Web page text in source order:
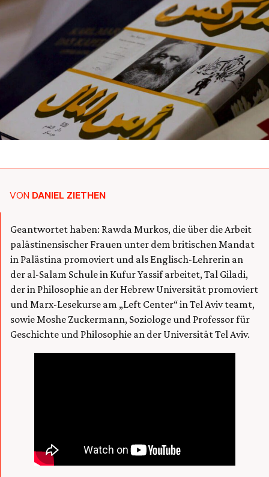
VON DANIEL ZIETHEN
Geantwortet haben: Rawda Murkos, die über die Arbeit
palästinensischer Frauen unter dem britischen Mandat
in Palästina promoviert und als Englisch-Lehrerin an
der al-Salam Schule in Kufur Yassif arbeitet, Tal Giladi,
der in Philosophie an der Hebrew Universität promoviert
und Marx-Lesekurse am „Left Center“ in Tel Aviv teamt,
sowie Moshe Zuckermann, Soziologe und Professor für
Geschichte und Philosophie an der Universität Tel Aviv.